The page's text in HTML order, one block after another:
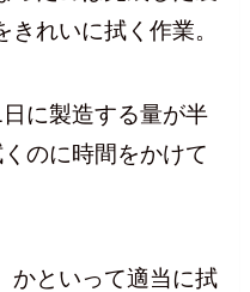
れいに拭く作業。
に製造する量が半
のに時間をかけて
かといって適当に拭